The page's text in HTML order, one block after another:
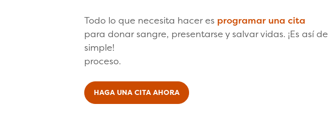
Todo lo que necesita hacer es programar una cita
para donar sangre, presentarse y salvar vidas. ¡Es así de
simple!
proceso.
HAGA UNA CITA AHORA